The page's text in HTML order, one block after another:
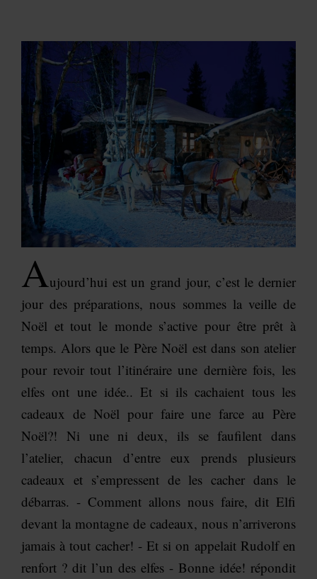
Aujourd’hui est un grand jour, c’est le dernier
jour des préparations, nous sommes la veille de
Noël et tout le monde s’active pour être prêt à
temps. Alors que le Père Noël est dans son atelier
pour revoir tout l’itinéraire une dernière fois, les
elfes ont une idée.. Et si ils cachaient tous les
cadeaux de Noël pour faire une farce au Père
Noël?! Ni une ni deux, ils se faufilent dans
l’atelier, chacun d’entre eux prends plusieurs
cadeaux et s’empressent de les cacher dans le
débarras. - Comment allons nous faire, dit Elfi
devant la montagne de cadeaux, nous n’arriverons
jamais à tout cacher! - Et si on appelait Rudolf en
renfort ? dit l’un des elfes - Bonne idée! répondit